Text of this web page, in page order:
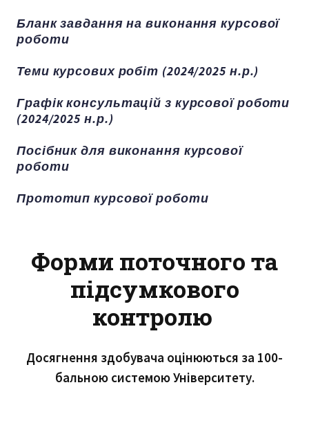
Бланк завдання на виконання курсової
роботи
Теми курсових робіт (2024/2025 н.р.)
Графік консультацій з курсової роботи
(2024/2025 н.р.)
Посібник для виконання курсової
роботи
Прототип курсової роботи
Форми поточного та
підсумкового
контролю
Досягнення здобувача оцінюються за 100-
бальною системою Університету.